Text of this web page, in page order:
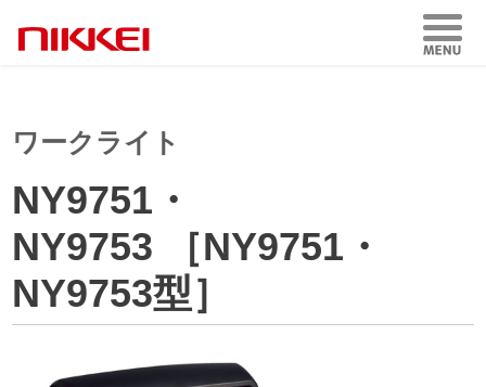
ワークライト
NY9751・
NY9753 ［NY9751・
NY9753型］